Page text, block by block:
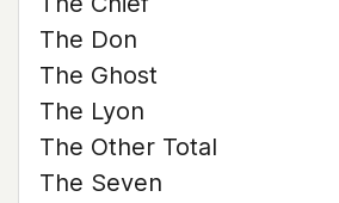
The Don
The Ghost
The Lyon
The Other Total
The Seven